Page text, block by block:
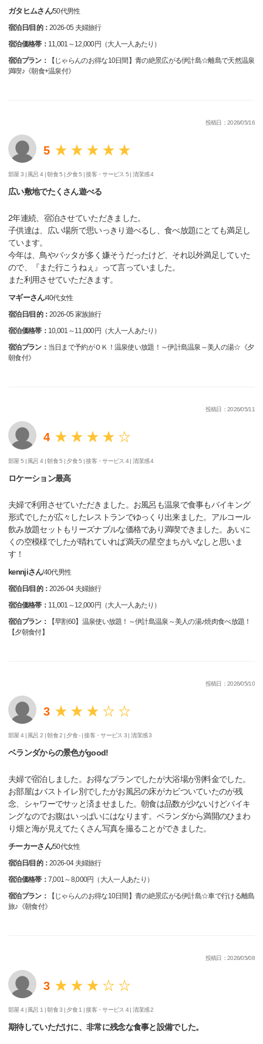
ガタヒムさん/50代男性
宿泊日/目的：2026-05 夫婦旅行
宿泊価格帯： 11,001～12,000円（大人一人あたり）
宿泊プラン：
【じゃらんのお得な10日間】青の絶景広がる伊計島☆離島で天然温泉
満喫♪《朝食+温泉付》
投稿日：2026/05/16
5
部屋 3 | 風呂 4 |朝食 5 | 夕食 5 |接客・サービス 5 |清潔感 4
広い敷地でたくさん遊べる
2年連続、宿泊させていただきました。
子供達は、広い場所で思いっきり遊べるし、食べ放題にとても満足し
ています。
今年は、鳥やバッタが多く嫌そうだったけど、それ以外満足していた
ので、『また行こうねぇ』って言っていました。
また利用させていただきます。
マギーさん/40代女性
宿泊日/目的：2026-05 家族旅行
宿泊価格帯： 10,001～11,000円（大人一人あたり）
宿泊プラン： 当日まで予約がＯＫ！温泉使い放題！～伊計島温泉～美人の湯☆《夕
朝食付》
投稿日：2026/05/11
4
部屋 5 | 風呂 4 |朝食 5 | 夕食 5 |接客・サービス 4 |清潔感 4
ロケーション最高
夫婦で利用させていただきました。お風呂も温泉で食事もバイキング
形式でしたが広々したレストランでゆっくり出来ました。アルコール
飲み放題セットもリーズナブルな価格であり満喫できました。あいに
くの空模様でしたが晴れていれば満天の星空まちがいなしと思いま
す！
kennjiさん/40代男性
宿泊日/目的：2026-04 夫婦旅行
宿泊価格帯： 11,001～12,000円（大人一人あたり）
宿泊プラン：
【早割60】温泉使い放題！～伊計島温泉～美人の湯♪焼肉食べ放題！
【夕朝食付】
投稿日：2026/05/10
3
部屋 4 | 風呂 2 |朝食 2 | 夕食 - |接客・サービス 3 |清潔感 3
ベランダからの景色がgood!
夫婦で宿泊しました。お得なプランでしたが大浴場が別料金でした。
お部屋はバストイレ別でしたがお風呂の床がカビついていたのが残
念、シャワーでサッと済ませました。朝食は品数が少ないけどバイキ
ングなのでお腹はいっぱいにはなります。ベランダから満開のひまわ
り畑と海が見えてたくさん写真を撮ることができました。
チーカーさん/50代女性
宿泊日/目的：2026-04 夫婦旅行
宿泊価格帯： 7,001～8,000円（大人一人あたり）
宿泊プラン：
【じゃらんのお得な10日間】青の絶景広がる伊計島☆車で行ける離島
旅♪《朝食付》
投稿日：2026/05/08
3
部屋 4 | 風呂 1 |朝食 3 | 夕食 1 |接客・サービス 4 |清潔感 2
期待していただけに、非常に残念な食事と設備でした。